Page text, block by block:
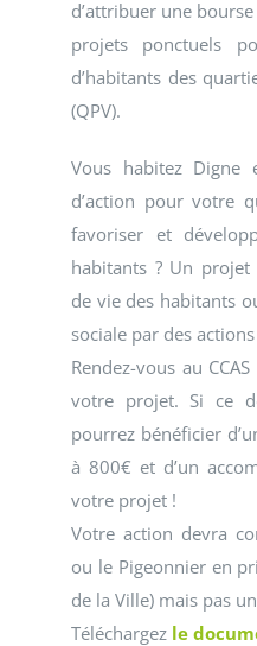
d’attribuer une
projets ponctuels
d’habitants des
(QPV).
Vous habitez Digne
d’action pour votre
favoriser et
habitants ? Un
de vie des habitants
sociale par des
Rendez-vous au
votre projet. Si ce
pourrez bénéficier
à 800€ et d’un
votre projet !
Votre action devra
ou le Pigeonnier en
de la Ville) mais pas
Téléchargez le